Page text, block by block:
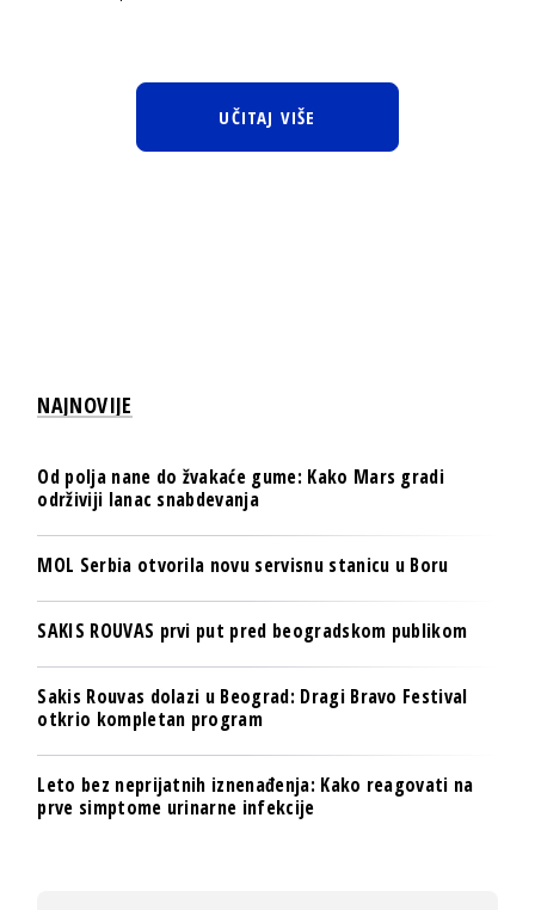
UČITAJ VIŠE
NAJNOVIJE
Od polja nane do žvakaće gume: Kako Mars gradi
održiviji lanac snabdevanja
MOL Serbia otvorila novu servisnu stanicu u Boru
SAKIS ROUVAS prvi put pred beogradskom publikom
Sakis Rouvas dolazi u Beograd: Dragi Bravo Festival
otkrio kompletan program
Leto bez neprijatnih iznenađenja: Kako reagovati na
prve simptome urinarne infekcije